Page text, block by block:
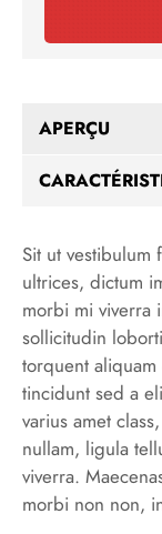
APERÇU
Sit ut vestibulum
ultrices, dictum
morbi mi viverra
sollicitudin
torquent
tincidunt sed a
varius amet
nullam, ligula
viverra.
morbi non non,